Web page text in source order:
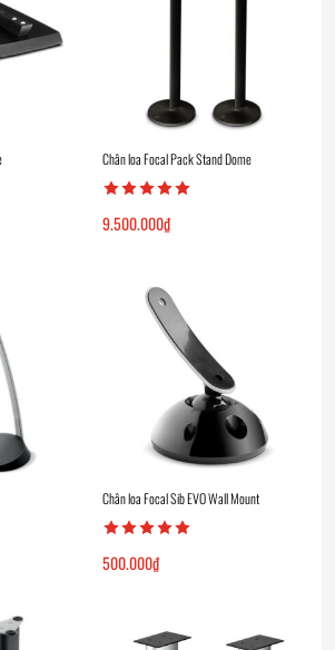
Chân loa Focal Pack Stand Dome
9.500.000₫
Chân loa Focal Sib EVO Wall Mount
500.000₫